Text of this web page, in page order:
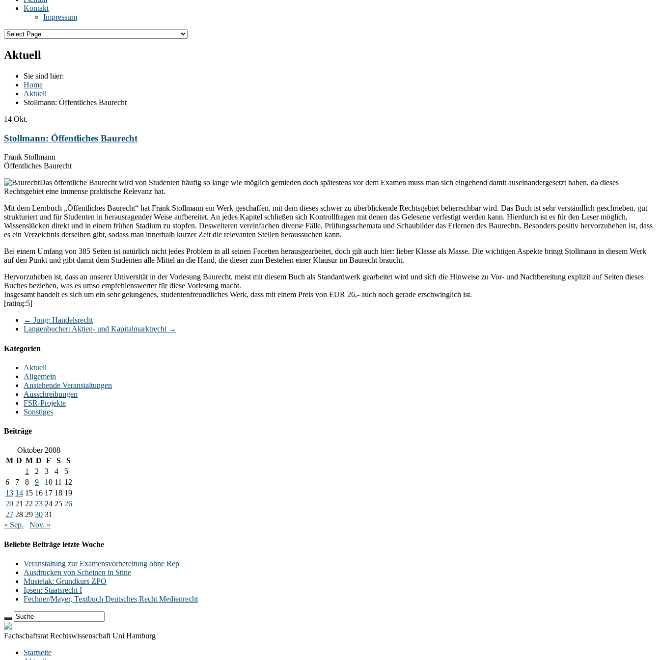
Kontakt
Impressum
Aktuell
Sie sind hier:
Home
Aktuell
Stollmann: Öffentliches Baurecht
14 Okt.
Stollmann: Öffentliches Baurecht
Frank Stollmann
Öffentliches Baurecht
Das öffentliche Baurecht wird von Studenten häufig so lange wie möglich gemieden doch spätestens vor dem Examen muss man sich eingehend damit auseinandergesetzt haben, da dieses
Rechtsgebiet eine immense praktische Relevanz hat.
Mit dem Lernbuch „Öffentliches Baurecht“ hat Frank Stollmann ein Werk geschaffen, mit dem dieses schwer zu überblickende Rechtsgebiet beherrschbar wird. Das Buch ist sehr verständlich geschrieben, gut
strukturiert und für Studenten in herausragender Weise aufbereitet. An jedes Kapitel schließen sich Kontrollfragen mit denen das Gelesene verfestigt werden kann. Hierdurch ist es für den Leser möglich,
Wissenslücken direkt und in einem frühen Stadium zu stopfen. Desweiteren vereinfachen diverse Fälle, Prüfungsschemata und Schaubilder das Erlernen des Baurechts. Besonders positiv hervorzuheben ist, dass
es ein Verzeichnis derselben gibt, sodass man innerhalb kurzer Zeit die relevanten Stellen heraussuchen kann.
Bei einem Umfang von 385 Seiten ist natürlich nicht jedes Problem in all seinen Facetten herausgearbeitet, doch gilt auch hier: lieber Klasse als Masse. Die wichtigen Aspekte bringt Stollmann in diesem Werk
auf den Punkt und gibt damit dem Studenten alle Mittel an die Hand, die dieser zum Bestehen einer Klausur im Baurecht braucht.
Hervorzuheben ist, dass an unserer Universität in der Vorlesung Baurecht, meist mit diesem Buch als Standardwerk gearbeitet wird und sich die Hinweise zu Vor- und Nachbereitung explizit auf Seiten dieses
Buches beziehen, was es umso empfehlenswerter für diese Vorlesung macht.
Insgesamt handelt es sich um ein sehr gelungenes, studentenfreundliches Werk, dass mit einem Preis von EUR 26,- auch noch gerade erschwinglich ist.
[rating:5]
← Jung: Handelsrecht
Langenbucher: Aktien- und Kapitalmarktrecht →
Kategorien
Aktuell
Allgemein
Anstehende Veranstaltungen
Ausschreibungen
FSR-Projekte
Sonstiges
Beiträge
Oktober 2008
M D M D F S
S
1
2 3 4
5
6
7 8 9 10 11 12
13 14 15 16 17 18 19
20 21 22 23 24 25 26
27 28 29 30 31
« Sep.
Nov. »
Beliebte Beiträge letzte Woche
Veranstaltung zur Examensvorbereitung ohne Rep
Ausdrucken von Scheinen in Stine
Musielak: Grundkurs ZPO
Ipsen: Staatsrecht I
Fechner/Mayer, Textbuch Deutsches Recht Medienrecht
Fachschaftsrat Rechtswissenschaft Uni Hamburg
Startseite